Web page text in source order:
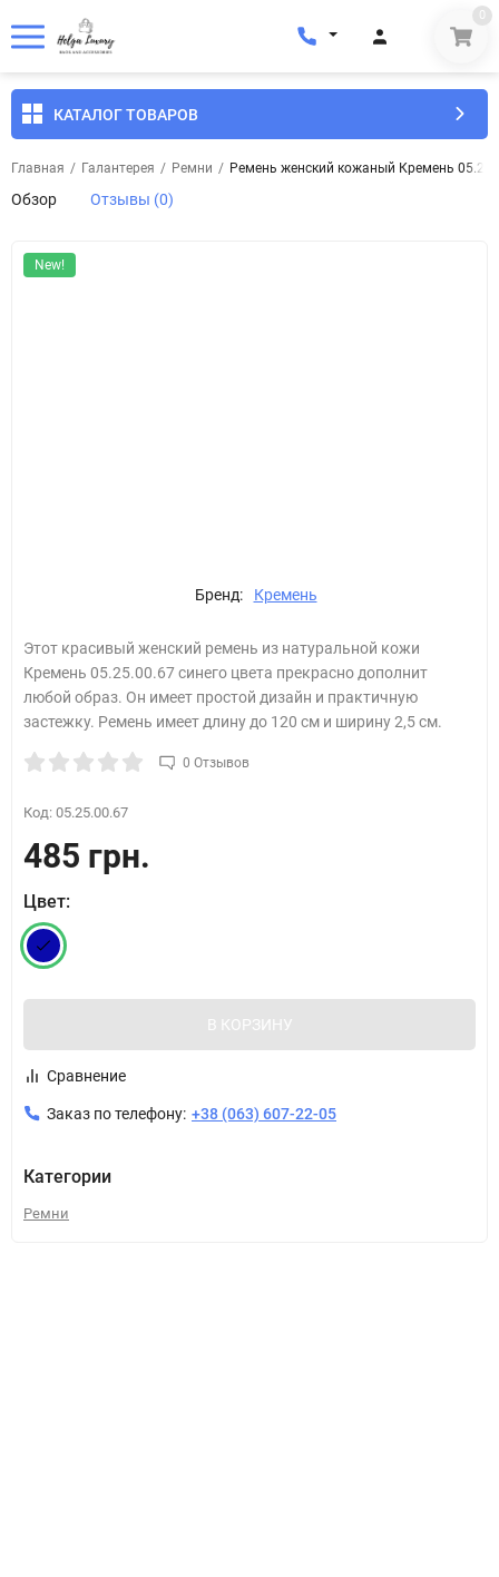
0
КАТАЛОГ ТОВАРОВ
Главная / Галантерея / Ремни / Ремень женский кожаный Кремень
Обзор Отзывы (0)
New!
Бренд: Кремень
Этот красивый женский ремень из натуральной кожи
Кремень 05.25.00.67 синего цвета прекрасно дополнит
любой образ. Он имеет простой дизайн и практичную
застежку. Ремень имеет длину до 120 см и ширину 2,5 см.
0 Отзывов
Код: 05.25.00.67
485 грн.
Цвет:
В КОРЗИНУ
Сравнение
Заказ по телефону: +38 (063) 607-22-05
Категории
Ремни